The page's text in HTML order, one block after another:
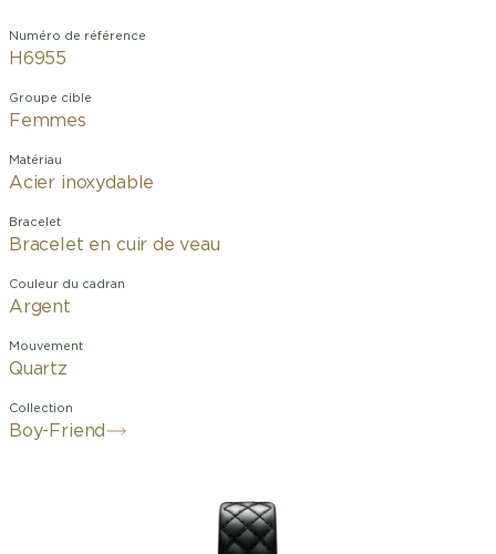
Numéro de référence
H6955
Groupe cible
Femmes
Matériau
Acier inoxydable
Bracelet
Bracelet en cuir de veau
Couleur du cadran
Argent
Mouvement
Quartz
Collection
Boy-Friend